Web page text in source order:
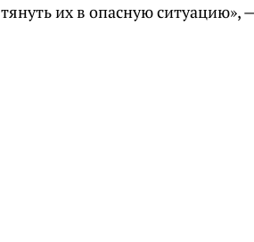
их в опасную ситуацию»,